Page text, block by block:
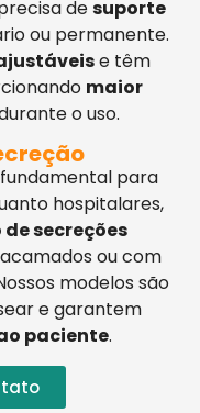
desuporte
ou permanente.
e têm
maior
o uso.
para
hospitalares,
secreções
ou com
modelos são
e garantem
paciente.